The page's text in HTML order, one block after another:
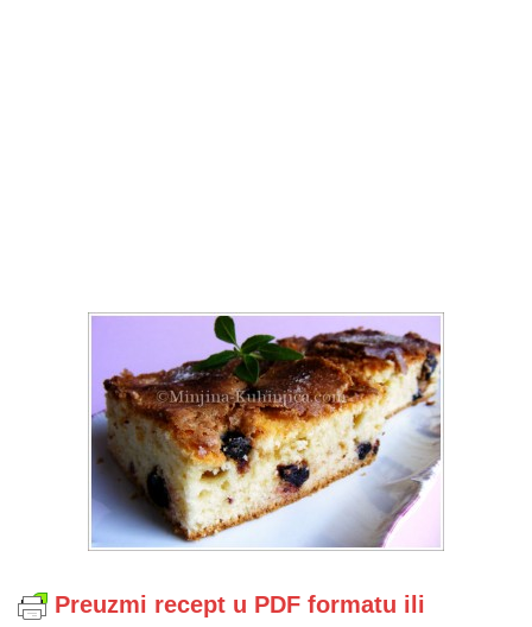
Preuzmi recept u PDF formatu ili